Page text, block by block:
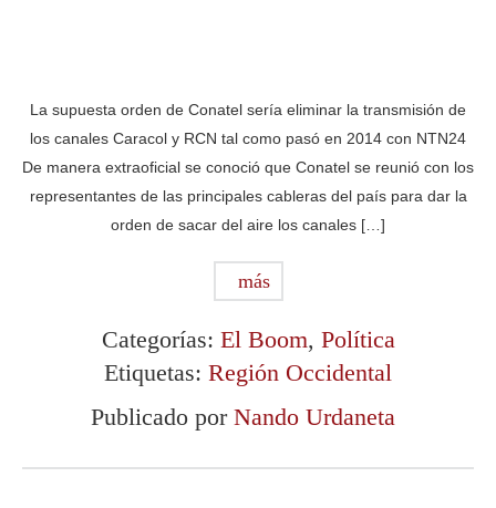
La supuesta orden de Conatel sería eliminar la transmisión de
los canales Caracol y RCN tal como pasó en 2014 con NTN24
De manera extraoficial se conoció que Conatel se reunió con los
representantes de las principales cableras del país para dar la
orden de sacar del aire los canales […]
más
Categorías: El Boom, Política
Etiquetas: Región Occidental
Publicado por Nando Urdaneta